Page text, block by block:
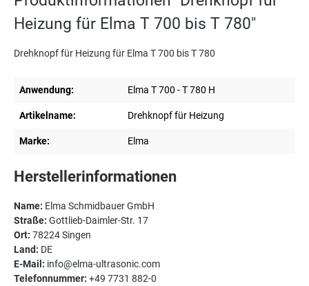
Heizung für Elma T 700 bis T 780"
Drehknopf für Heizung für Elma T 700 bis T 780
Anwendung: Elma T 700 - T 780 H
Artikelname: Drehknopf für Heizung
Marke: Elma
Herstellerinformationen
Name: Elma Schmidbauer GmbH
Straße: Gottlieb-Daimler-Str. 17
Ort: 78224 Singen
Land: DE
E-Mail: info@elma-ultrasonic.com
Telefonnummer: +49 7731 882-0